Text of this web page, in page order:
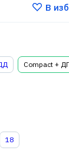
В
Compact +
18